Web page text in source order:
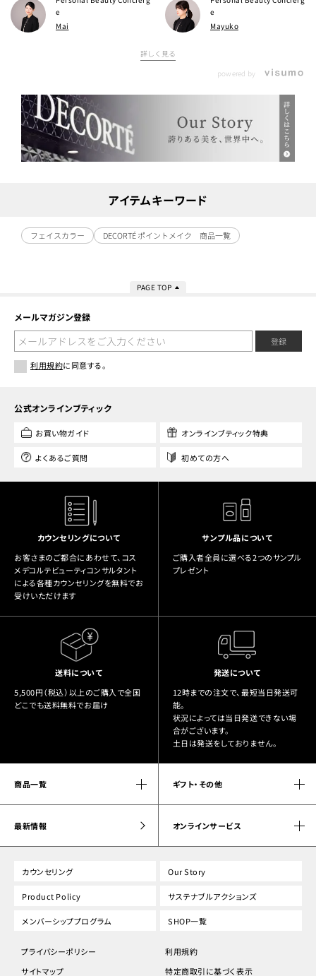
メイク！】
e
Mai
コルテできれいになる方法
e
Mayuko
詳しく見る
powered by
アイテムキーワード
フェイスカラー DECORTÉ ポイントメイク 商品一覧
PAGE TOP
メールマガジン登録
登録
利用規約に同意する。
公式オンラインブティック
お買い物ガイド オンラインブティック特典
よくあるご質問 初めての方へ
カウンセリングについて
お客さまのご都合にあわせて、コス
メデコルテビューティコンサルタント
による各種カウンセリングを無料でお
受けいただけます
サンプル品について
ご購入者全員に選べる2つのサンプル
プレゼント
送料について
5,500円（税込）以上のご購入で全国
どこでも送料無料でお届け
発送について
12時までの注文で、最短当日発送可
能。
状況によっては当日発送できない場
合がございます。
土日は発送をしておりません。
商品一覧 ギフト・その他
最新情報 オンラインサービス
カウンセリング Our Story
Product Policy サステナブルアクションズ
メンバーシッププログラム SHOP一覧
プライバシーポリシー
利用規約
サイトマップ
特定商取引に基づく表示